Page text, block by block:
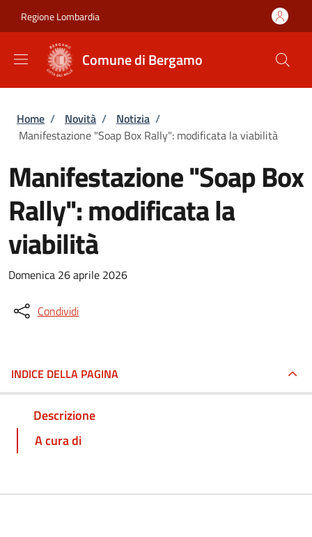
Regione Lombardia
Comune di Bergamo
Briciole di pane
Home / Novità / Notizia /
Manifestazione "Soap Box Rally": modificata la viabilità
Manifestazione "Soap Box
Rally": modificata la
viabilità
Domenica 26 aprile 2026
Condividi
INDICE DELLA PAGINA
Descrizione
A cura di